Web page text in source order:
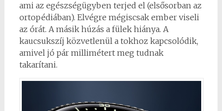
ami az egészségügyben terjed el (elsősorban az
ortopédiában). Elvégre mégiscsak ember viseli
az órát. A másik húzás a fülek hiánya. A
kaucsukszíj közvetlenül a tokhoz kapcsolódik,
amivel jó pár millimétert meg tudnak
takarítani.